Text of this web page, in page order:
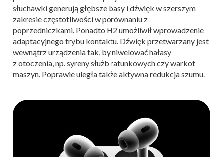
słuchawki generują głębsze basy i dźwięk w szerszym
zakresie częstotliwości w porównaniu z
poprzedniczkami. Ponadto H2 umożliwił wprowadzenie
adaptacyjnego trybu kontaktu. Dźwięk przetwarzany jest
wewnątrz urządzenia tak, by niwelować hałasy
z otoczenia, np. syreny służb ratunkowych czy warkot
maszyn. Poprawie uległa także aktywna redukcja szumu.